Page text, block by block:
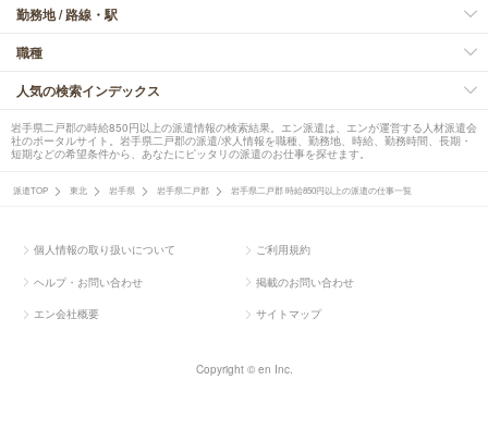
勤務地 / 路線・駅
職種
人気の検索インデックス
岩手県二戸郡の時給850円以上の派遣情報の検索結果。エン派遣は、エンが運営する人材派遣会
社のポータルサイト。岩手県二戸郡の派遣/求人情報を職種、勤務地、時給、勤務時間、長期・
短期などの希望条件から、あなたにピッタリの派遣のお仕事を探せます。
派遣TOP 東北 岩手県 岩手県二戸郡 岩手県二戸郡 時給850円以上の派遣の仕事一覧
個人情報の取り扱いについて ご利用規約
ヘルプ・お問い合わせ 掲載のお問い合わせ
エン会社概要 サイトマップ
Copyright © en Inc.